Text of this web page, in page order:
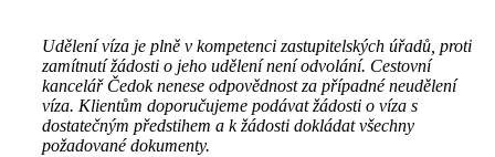
Udělení víza je plně v kompetenci zastupitelských úřadů, proti
zamítnutí žádosti o jeho udělení není odvolání. Cestovní
kancelář Čedok nenese odpovědnost za případné neudělení
víza. Klientům doporučujeme podávat žádosti o víza s
dostatečným předstihem a k žádosti dokládat všechny
požadované dokumenty.